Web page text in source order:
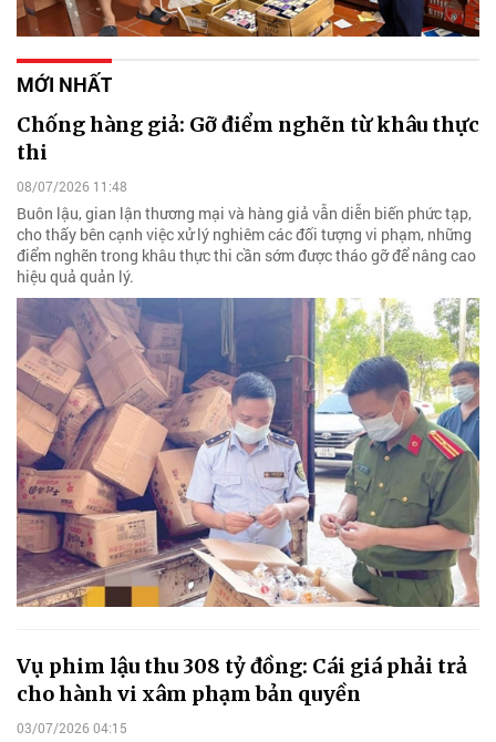
MỚI NHẤT
Chống hàng giả: Gỡ điểm nghẽn từ khâu thực
thi
08/07/2026 11:48
Buôn lậu, gian lận thương mại và hàng giả vẫn diễn biến phức tạp,
cho thấy bên cạnh việc xử lý nghiêm các đối tượng vi phạm, những
điểm nghẽn trong khâu thực thi cần sớm được tháo gỡ để nâng cao
hiệu quả quản lý.
Vụ phim lậu thu 308 tỷ đồng: Cái giá phải trả
cho hành vi xâm phạm bản quyền
03/07/2026 04:15